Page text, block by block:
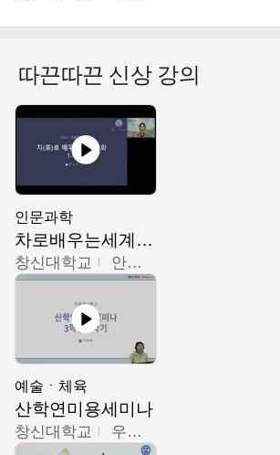
따끈따끈 신상 강의
인문과학
차로배우는세계문화
창신대학교 안소영
예술ㆍ체육
산학연미용세미나
창신대학교 우미옥,오윤경,박선이